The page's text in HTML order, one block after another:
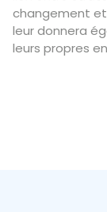
changement
leur donnera
leurs propres